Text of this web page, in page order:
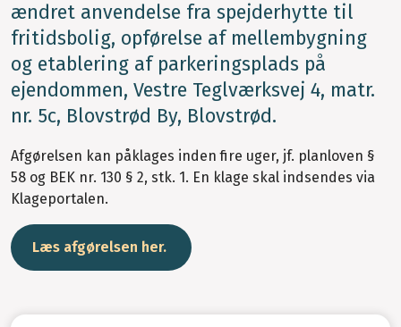
ændret anvendelse fra spejderhytte til
fritidsbolig, opførelse af mellembygning
og etablering af parkeringsplads på
ejendommen, Vestre Teglværksvej 4, matr.
nr. 5c, Blovstrød By, Blovstrød.
Afgørelsen kan påklages inden fire uger, jf. planloven §
58 og BEK nr. 130 § 2, stk. 1. En klage skal indsendes via
Klageportalen.
Læs afgørelsen her.